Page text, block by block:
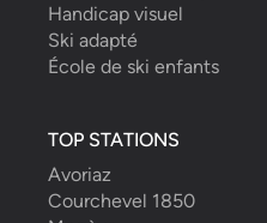
Handicap visuel
Ski adapté
École de ski enfants
TOP STATIONS
Avoriaz
Courchevel 1850